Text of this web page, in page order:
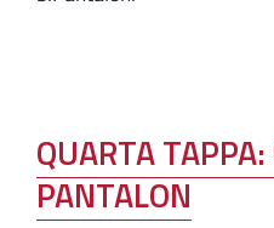
QUARTA
PANTALON